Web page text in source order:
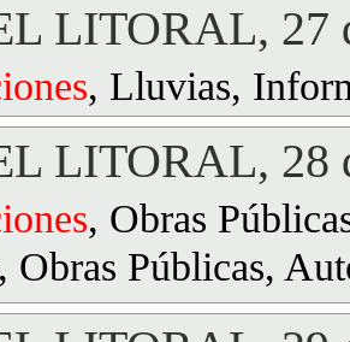
LITORAL, 27
, Lluvias,
LITORAL, 28
, Obras
Obras Públicas,